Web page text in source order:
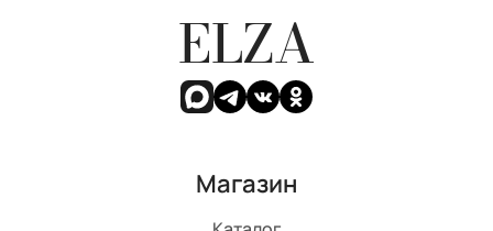
ELZA
Магазин